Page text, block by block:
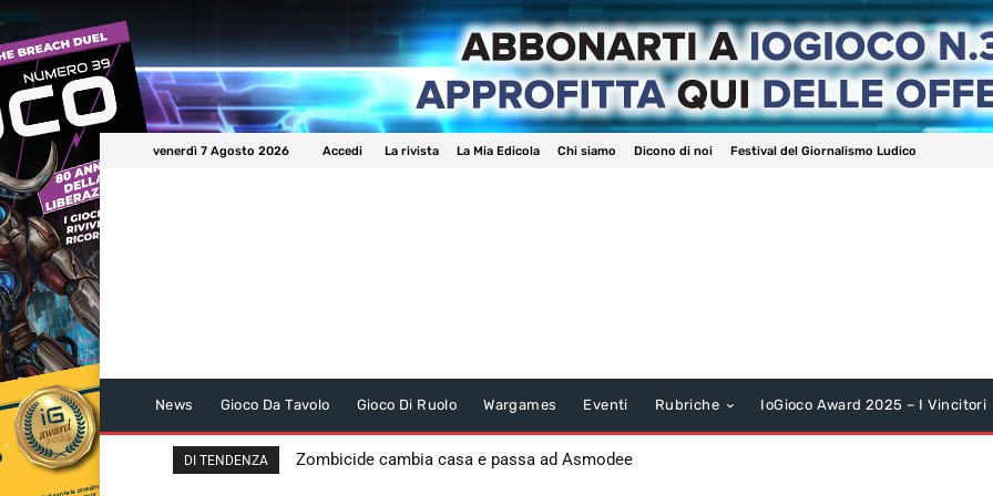
venerdì 7 Agosto 2026 Accedi La rivista La Mia Edicola Chi siamo Dicono di noi Festival del Giornalismo Ludico
News Gioco Da Tavolo Gioco Di Ruolo Wargames Eventi Rubriche IoGioco Award 2025 – I Vincitori
DI TENDENZA Zombicide cambia casa e passa ad Asmodee